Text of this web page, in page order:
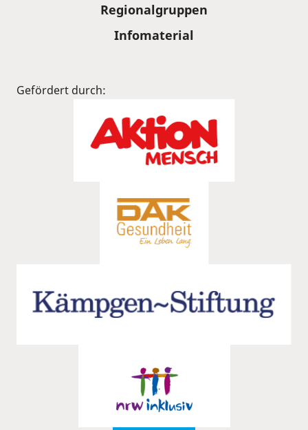
Regionalgruppen
Infomaterial
Gefördert durch: